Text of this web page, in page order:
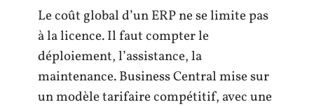
Le coût global d’un ERP ne se limite pas
à la licence. Il faut compter le
déploiement, l’assistance, la
maintenance. Business Central mise sur
un modèle tarifaire compétitif, avec une